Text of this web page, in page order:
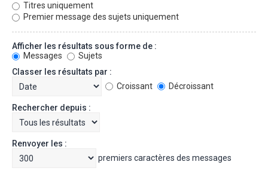
Titres uniquement
Premier message des sujets uniquement
Afficher les résultats sous forme de :
Messages
Sujets
Classer les résultats par :
Croissant
Décroissant
Rechercher depuis :
Renvoyer les :
premiers caractères des messages